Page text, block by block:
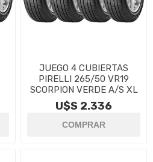
JUEGO 4 CUBIERTAS
PIRELLI 265/50 VR19
SCORPION VERDE A/S XL
U$S 2.336